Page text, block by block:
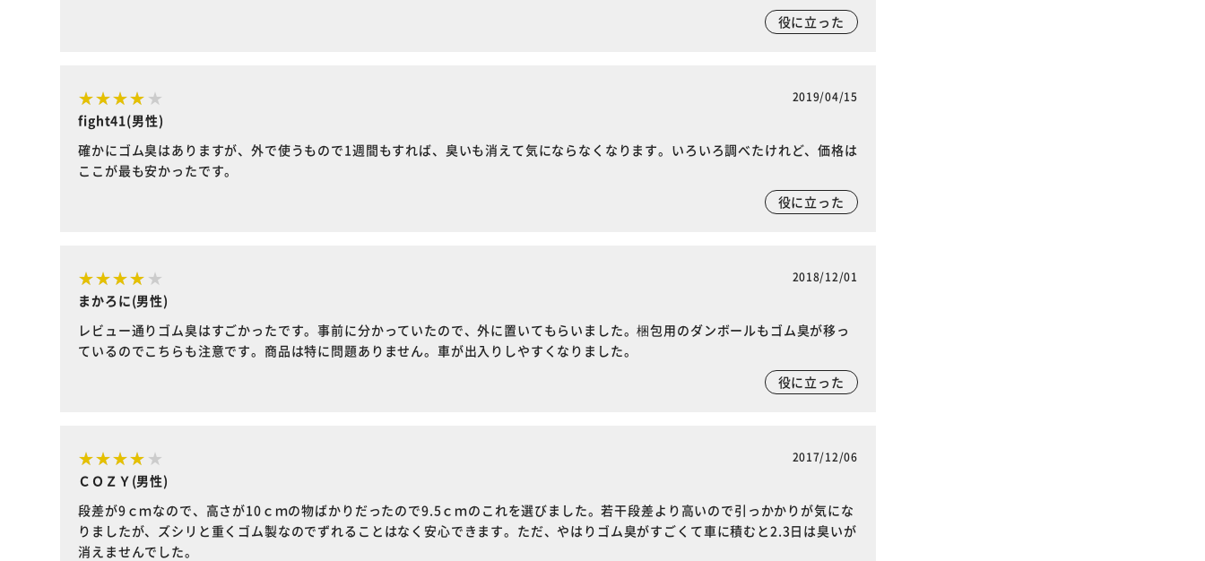
役に立った
2019/04/15
fight41(男性)
確かにゴム臭はありますが、外で使うもので1週間もすれば、臭いも消えて気にならなくなります。いろいろ調べたけれど、価格は
ここが最も安かったです。
役に立った
2018/12/01
まかろに(男性)
レビュー通りゴム臭はすごかったです。事前に分かっていたので、外に置いてもらいました。梱包用のダンボールもゴム臭が移っ
ているのでこちらも注意です。商品は特に問題ありません。車が出入りしやすくなりました。
役に立った
2017/12/06
ＣＯＺＹ(男性)
段差が9ｃｍなので、高さが10ｃｍの物ばかりだったので9.5ｃｍのこれを選びました。若干段差より高いので引っかかりが気にな
りましたが、ズシリと重くゴム製なのでずれることはなく安心できます。ただ、やはりゴム臭がすごくて車に積むと2.3日は臭いが
消えませんでした。